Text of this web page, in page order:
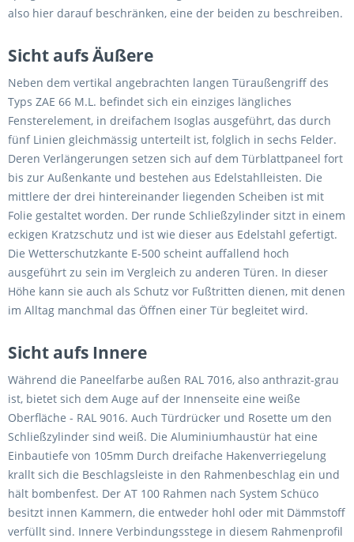
also hier darauf beschränken, eine der beiden zu beschreiben.
Sicht aufs Äußere
Neben dem vertikal angebrachten langen Türaußengriff des
Typs ZAE 66 M.L. befindet sich ein einziges längliches
Fensterelement, in dreifachem Isoglas ausgeführt, das durch
fünf Linien gleichmässig unterteilt ist, folglich in sechs Felder.
Deren Verlängerungen setzen sich auf dem Türblattpaneel fort
bis zur Außenkante und bestehen aus Edelstahlleisten. Die
mittlere der drei hintereinander liegenden Scheiben ist mit
Folie gestaltet worden. Der runde Schließzylinder sitzt in einem
eckigen Kratzschutz und ist wie dieser aus Edelstahl gefertigt.
Die Wetterschutzkante E-500 scheint auffallend hoch
ausgeführt zu sein im Vergleich zu anderen Türen. In dieser
Höhe kann sie auch als Schutz vor Fußtritten dienen, mit denen
im Alltag manchmal das Öffnen einer Tür begleitet wird.
Sicht aufs Innere
Während die Paneelfarbe außen RAL 7016, also anthrazit-grau
ist, bietet sich dem Auge auf der Innenseite eine weiße
Oberfläche - RAL 9016. Auch Türdrücker und Rosette um den
Schließzylinder sind weiß. Die Aluminiumhaustür hat eine
Einbautiefe von 105mm Durch dreifache Hakenverriegelung
krallt sich die Beschlagsleiste in den Rahmenbeschlag ein und
hält bombenfest. Der AT 100 Rahmen nach System Schüco
besitzt innen Kammern, die entweder hohl oder mit Dämmstoff
verfüllt sind. Innere Verbindungsstege in diesem Rahmenprofil